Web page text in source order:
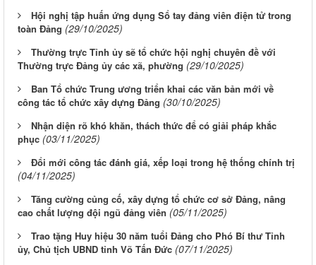
Hội nghị tập huấn ứng dụng Sổ tay đảng viên điện tử trong
toàn Đảng (29/10/2025)
Thường trực Tỉnh ủy sẽ tổ chức hội nghị chuyên đề với
Thường trực Đảng ủy các xã, phường (29/10/2025)
Ban Tổ chức Trung ương triển khai các văn bản mới về
công tác tổ chức xây dựng Đảng (30/10/2025)
Nhận diện rõ khó khăn, thách thức để có giải pháp khắc
phục (03/11/2025)
Đổi mới công tác đánh giá, xếp loại trong hệ thống chính trị
(04/11/2025)
Tăng cường củng cố, xây dựng tổ chức cơ sở Đảng, nâng
cao chất lượng đội ngũ đảng viên (05/11/2025)
Trao tặng Huy hiệu 30 năm tuổi Đảng cho Phó Bí thư Tỉnh
ủy, Chủ tịch UBND tỉnh Võ Tấn Đức (07/11/2025)